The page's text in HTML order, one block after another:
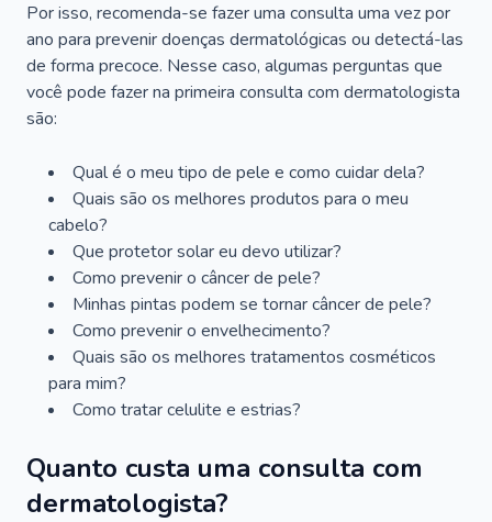
Por isso, recomenda-se fazer uma consulta uma vez por
ano para prevenir doenças dermatológicas ou detectá-las
de forma precoce. Nesse caso, algumas perguntas que
você pode fazer na primeira consulta com dermatologista
são:
Qual é o meu tipo de pele e como cuidar dela?
Quais são os melhores produtos para o meu
cabelo?
Que protetor solar eu devo utilizar?
Como prevenir o câncer de pele?
Minhas pintas podem se tornar câncer de pele?
Como prevenir o envelhecimento?
Quais são os melhores tratamentos cosméticos
para mim?
Como tratar celulite e estrias?
Quanto custa uma consulta com
dermatologista?